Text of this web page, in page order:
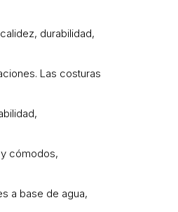
durabilidad,
Las costuras
cómodos,
a base de agua,